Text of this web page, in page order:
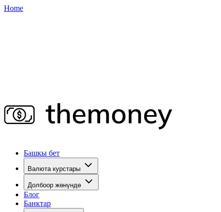
Home
Башкы бет
Валюта курстары
Долбоор жөнүндө
Блог
Банктар